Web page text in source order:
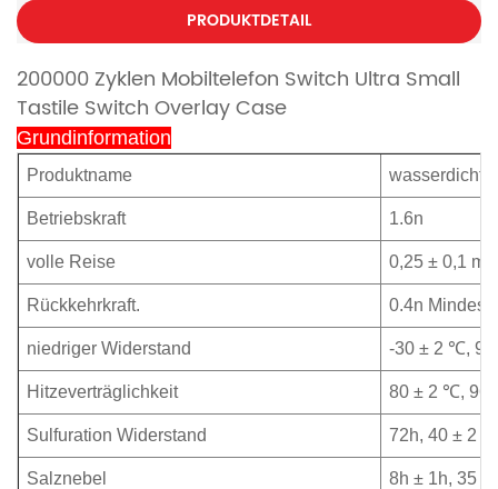
PRODUKTDETAIL
200000 Zyklen Mobiltelefon Switch Ultra Small
Tastile Switch Overlay Case
Grundinformation
Produktname
Betriebskraft 1.6n
volle Reise 0,25 ± 0,1
Rückkehrkraft. 0.4n Mindest
niedriger Widerstand -30 ± 2 ℃,
Hitzeverträglichkeit 80 ± 2 ℃, 96h
Sulfuration Widerstand 72h, 40 ± 2 ℃
Salznebel 8h ± 1h, 35